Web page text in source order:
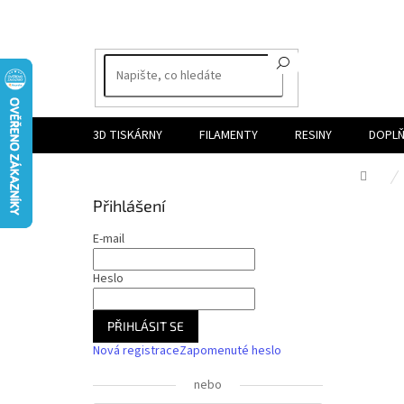
3D TISKÁRNY FILAMENTY RESINY
Domů
Přihlášení
E-mail
Heslo
PŘIHLÁSIT SE
Nová registraceZapomenuté heslo
nebo